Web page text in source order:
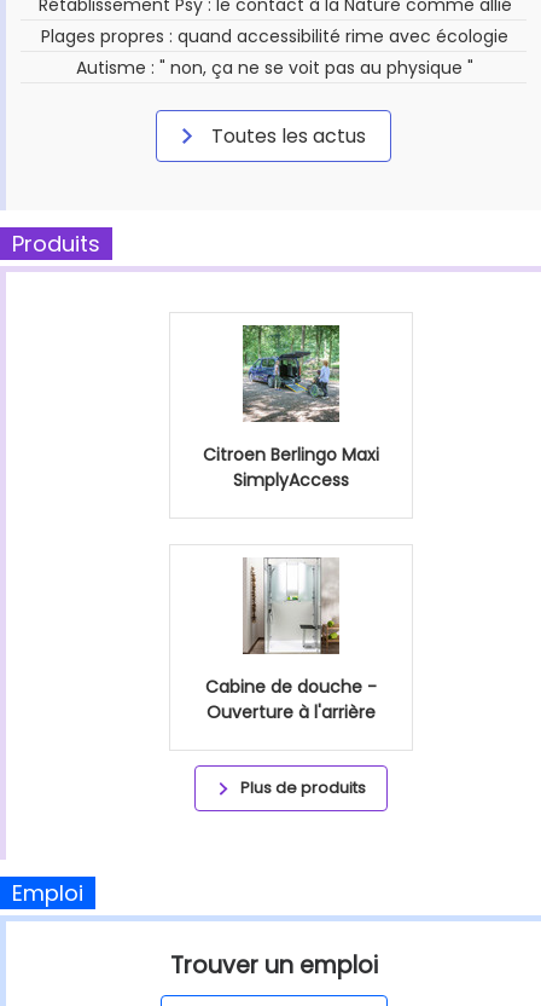
Rétablissement Psy : le contact à la Nature comme allié
Plages propres : quand accessibilité rime avec écologie
Autisme : " non, ça ne se voit pas au physique "
Toutes les actus
Produits
Citroen Berlingo Maxi
SimplyAccess
Cabine de douche -
Ouverture à l'arrière
Plus de produits
Emploi
Trouver un emploi